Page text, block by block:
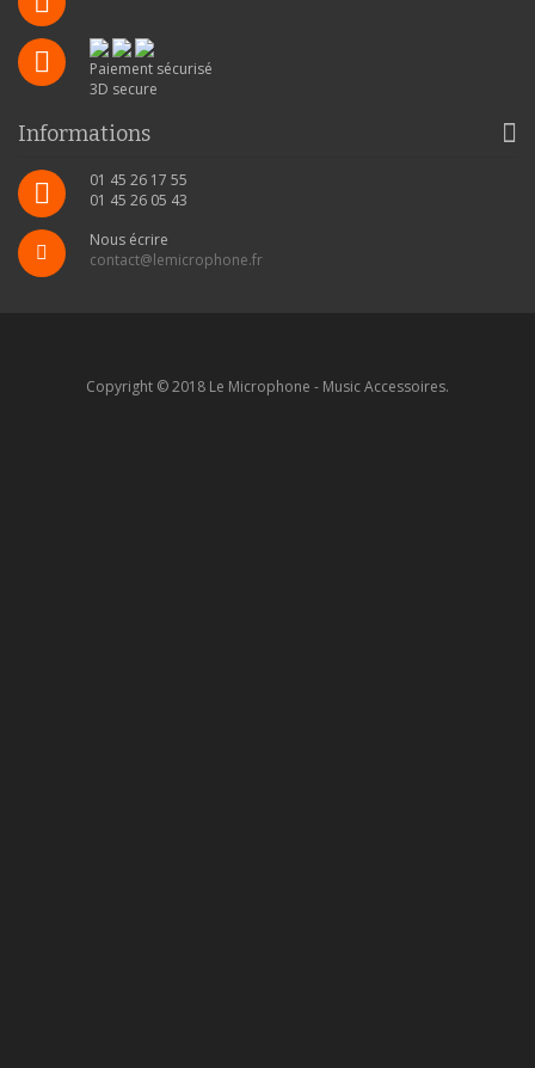
Paiement sécurisé
3D secure
Informations
01 45 26 17 55
01 45 26 05 43
Nous écrire
contact@lemicrophone.fr
Copyright © 2018 Le Microphone - Music Accessoires.